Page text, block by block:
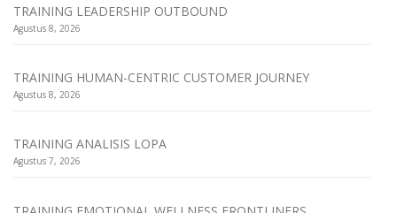
TRAINING LEADERSHIP OUTBOUND
Agustus 8, 2026
TRAINING HUMAN-CENTRIC CUSTOMER JOURNEY
Agustus 8, 2026
TRAINING ANALISIS LOPA
Agustus 7, 2026